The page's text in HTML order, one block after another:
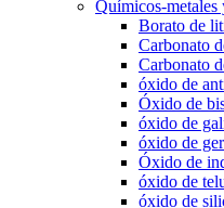
Químicos-metales
Borato de
Carbonato
Carbonato
óxido de
Óxido de
óxido de
óxido de
Óxido de
óxido de
óxido de